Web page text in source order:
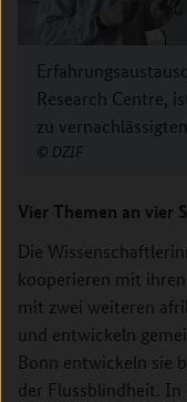
Research Centre,
zu
DZIF
Vier Themen an vier
Die
kooperieren mit
mit zwei weiteren
und entwickeln
Bonn entwickeln sie
der Flussblindheit.